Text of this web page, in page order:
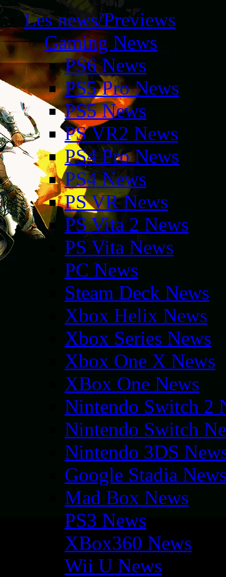
Les news/Previews
Gaming News
PS6 News
PS5 Pro News
PS5 News
PS VR2 News
PS4 Pro News
PS4 News
PS VR News
PS Vita 2 News
PS Vita News
PC News
Steam Deck News
Xbox Helix News
Xbox Series News
Xbox One X News
XBox One News
Nintendo Switch 2
Nintendo Switch
Nintendo 3DS
Google Stadia
Mad Box News
PS3 News
XBox360 News
Wii U News